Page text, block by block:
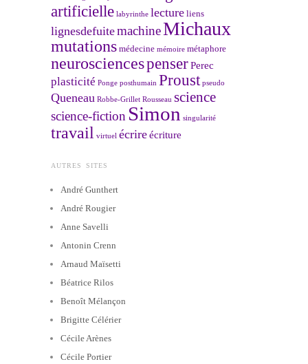
artificielle labyrinthe lecture liens
lignesdefuitemachineMichaux
mutations médecine mémoire métaphore
neurosciencespenserPerec
plasticité Ponge posthumain Proust pseudo
Queneau Robbe-Grillet Rousseau science
science-fiction Simon singularité
travail virtuel écrireécriture
AUTRES SITES
André Gunthert
André Rougier
Anne Savelli
Antonin Crenn
Arnaud Maïsetti
Béatrice Rilos
Benoît Mélançon
Brigitte Célérier
Cécile Arènes
Cécile Portier